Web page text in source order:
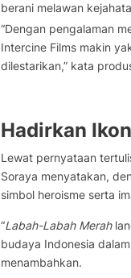
berani melawan
“Dengan pengalaman
Intercine Films makin
dilestarikan,” kata
Hadirkan
Lewat pernyataan
Soraya menyatakan,
simbol heroisme serta
“Labah-Labah Merah
budaya Indonesia
menambahkan.